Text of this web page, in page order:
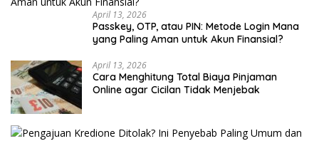
April 13, 2026
Passkey, OTP, atau PIN: Metode Login Mana
yang Paling Aman untuk Akun Finansial?
April 13, 2026
Cara Menghitung Total Biaya Pinjaman
Online agar Cicilan Tidak Menjebak